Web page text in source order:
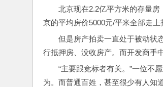
北京现在2.2亿平方米的存量
京的平均房价5000元/平米全部走
但是房产拍卖一直处于被动状
行抵押房、没收房产。而开发商手
“主要跟竞标者有关。”一位不
为。而普通百姓，甚至很少有人知